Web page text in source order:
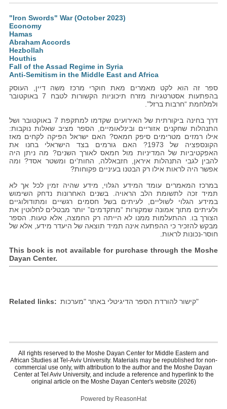
"Iron Swords" War (October 2023)
Economy
Hamas
Abraham Accords
Hezbollah
Houthis
Fall of the Assad Regime in Syria
Anti-Semitism in the Middle East and Africa
ספר זה הוא לקט מאמרים מאת חוקרי מרכז משה דיין, העוסק
בהפתעות אסטרטגיות מזרח תיכוניות הקשורות לטבח 7 באוקטובר
ולמלחמת “חרבות ברזל”.
דרך בחינה ביקורתית של האירועים שקדמו למתקפת 7 באוקטובר ושל
התנהלות שחקנים אזוריים ובינלאומיים, הספר מציב שאלות נוקבות:
אילו רמזים מטרימים סיפק חמאס? האם ישראל הפיקה לקחים מאז
הקונספציה של 1973? האם גורמים בצד הישראלי בחנו את
האפקטיביות של המדיניות מול חמאס לאורך השנים? מה ניתן היה
להבין לגבי התנהלות איראן, חזבאללה, החות'ים ומשטר אסד? ומה
אפשר היה לראות אילו רק הבטנו בעיניים פקוחות?
במרכז המאמרים עומד המידע הגלוי, מידע שהיה זמין לכל אך לא
תמיד זכה לתשומת הלב הראויה. בשנים האחרונות נדחק השימוש
במידע הגלוי לשוליים, לעיתים בשל חסמים רגשיים ומתודולוגיים
ולעיתים מתוך אמונה שמקורות “מתקדמים” יותר מבטלים לחלוטין את
הצורך בו. ההתעלמות ממנו לא הייתה רק החמצה, אלא טעות. הספר
מבקש להזכיר כי ההפתעה אינה תמיד תוצאה של היעדר מידע, אלא של
חוסר-נכונות לראות.
This book is not available for purchase through the Moshe
Dayan Center.
Related links קישור להורדת הספר הדיגיטלי באתר "מערכות"
All rights reserved to the Moshe Dayan Center for Middle Eastern and
African Studies at Tel-Aviv University. Materials may be republished for non-
commercial use only, with attribution to the author and the Moshe Dayan
Center at Tel Aviv University, and include a reference and hyperlink to the
original article on the Moshe Dayan Center's website (2026)
Powered by ReasonHat